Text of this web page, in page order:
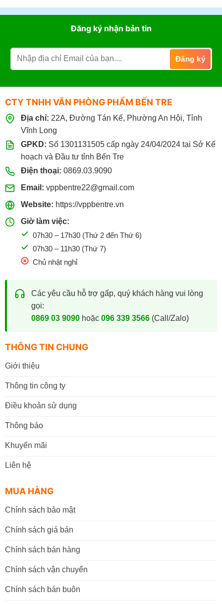
Đăng ký nhận bản tin
CTY TNHH VĂN PHÒNG PHẨM BẾN TRE
Địa chỉ: 22A, Đường Tán Kế, Phường An Hội, Tỉnh
Vĩnh Long
GPKD: Số 1301131505 cấp ngày 24/04/2024 tại Sở Kế
hoạch và Đầu tư tỉnh Bến Tre
Điện thoại: 0869.03.9090
Email: vppbentre22@gmail.com
Website: https://vppbentre.vn
Giờ làm việc:
07h30 – 17h30 (Thứ 2 đến Thứ 6)
07h30 – 11h30 (Thứ 7)
Chủ nhật nghỉ
Các yêu cầu hỗ trợ gấp, quý khách hàng vui lòng
gọi:
0869 03 9090hoặc 096 339 3566(Call/Zalo)
THÔNG TIN CHUNG
Giới thiệu
Thông tin công ty
Điều khoản sử dụng
Thông báo
Khuyến mãi
Liên hệ
MUA HÀNG
Chính sách bảo mật
Chính sách giá bán
Chính sách bán hàng
Chính sách vận chuyển
Chính sách bán buôn